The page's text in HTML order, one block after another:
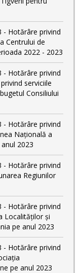
- Hotărâre privind
Centrului de
2022 - 2023
- Hotărâre privind
serviciile
Consiliului
- Hotărâre privind
Naţională a
2023
- Hotărâre privind
Regiunilor
- Hotărâre privind
Localităţilor şi
pe anul 2023
- Hotărâre privind
pe anul 2023